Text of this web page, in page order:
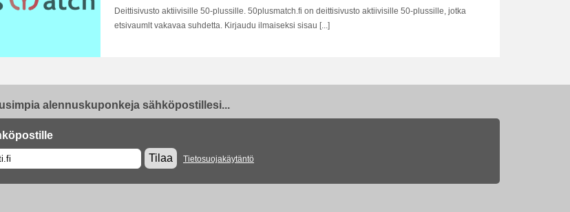
Deittisivusto aktiivisille 50-plussille. 50plusmatch.fi on deittisivusto aktiivisille 50-plussille, jotka
etsivaumlt vakavaa suhdetta. Kirjaudu ilmaiseksi sisau [...]
alennuskuponkeja sähköpostillesi...
Tilaa
Tietosuojakäytäntö